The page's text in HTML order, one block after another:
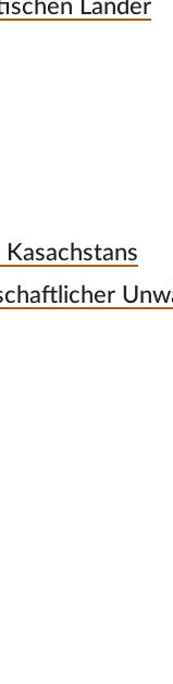
Länder